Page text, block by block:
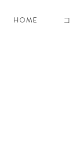
HOME